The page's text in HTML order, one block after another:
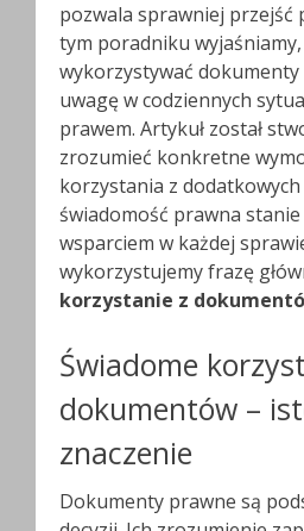
pozwala sprawniej przejść
tym poradniku
wykorzystywać dokumenty
uwagę w codziennych
prawem. Artykuł został
zrozumieć konkretne
korzystania z dodatkowych
świadomość prawna
wsparciem w każdej
wykorzystujemy frazę
korzystanie z
Świadome
dokumentów –
znaczenie
Dokumenty prawne są